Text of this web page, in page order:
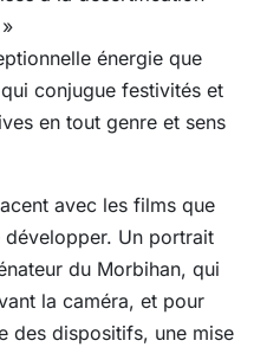
énergie que
conjugue festivités et
en tout genre et sens
avec les films que
Un portrait
du Morbihan, qui
la caméra, et pour
des dispositifs, une mise